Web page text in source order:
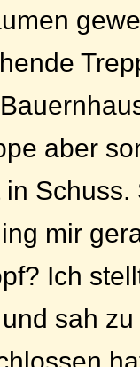
aber
Schuss.
mir
Ich
sah